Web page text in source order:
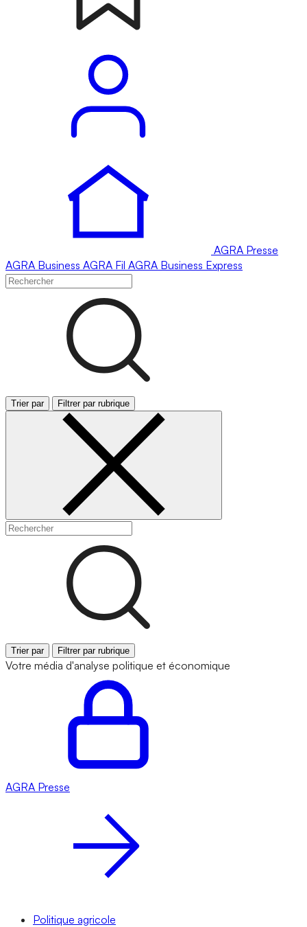
AGRA Presse
AGRA Business AGRA Fil AGRA Business Express
Trier par Filtrer par rubrique
Trier par Filtrer par rubrique
Votre média d'analyse politique et économique
AGRA Presse
Politique agricole